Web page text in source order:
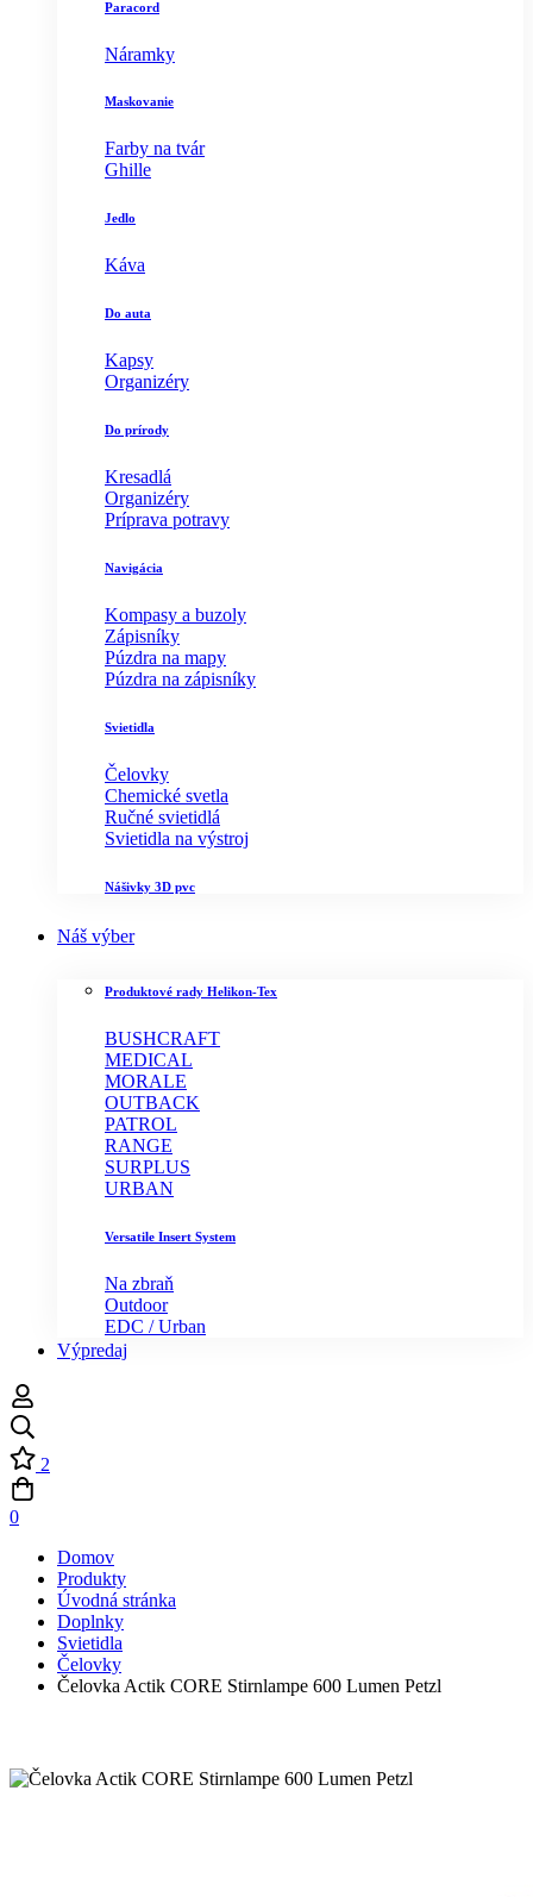
Paracord
Náramky
Maskovanie
Farby na tvár
Ghille
Jedlo
Káva
Do auta
Kapsy
Organizéry
Do prírody
Kresadlá
Organizéry
Príprava potravy
Navigácia
Kompasy a buzoly
Zápisníky
Púzdra na mapy
Púzdra na zápisníky
Svietidla
Čelovky
Chemické svetla
Ručné svietidlá
Svietidla na výstroj
Nášivky 3D pvc
Náš výber
Produktové rady Helikon-Tex
BUSHCRAFT
MEDICAL
MORALE
OUTBACK
PATROL
RANGE
SURPLUS
URBAN
Versatile Insert System
Na zbraň
Outdoor
EDC / Urban
Výpredaj
2
0
Domov
Produkty
Úvodná stránka
Doplnky
Svietidla
Čelovky
Čelovka Actik CORE Stirnlampe 600 Lumen Petzl